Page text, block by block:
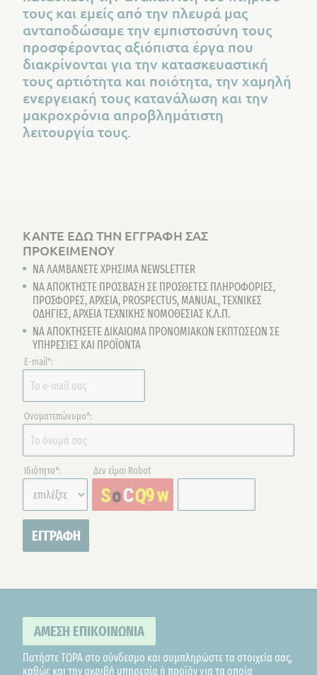
τους και εμείς από την πλευρά μας
ανταποδώσαμε την εμπιστοσύνη τους
προσφέροντας αξιόπιστα έργα που
διακρίνονται για την κατασκευαστική
τους αρτιότητα και ποιότητα, την χαμηλή
ενεργειακή τους κατανάλωση και την
μακροχρόνια απροβλημάτιστη
λειτουργία τους.
ΚΑΝΤΕ ΕΔΩ ΤΗΝ ΕΓΓΡΑΦΗ ΣΑΣ
ΠΡΟΚΕΙΜΕΝΟΥ
ΝΑ ΛΑΜΒΑΝΕΤΕ ΧΡΗΣΙΜΑ NEWSLETTER
ΝΑ ΑΠΟΚΤΗΣΤΕ ΠΡΟΣΒΑΣΗ ΣΕ ΠΡΟΣΘΕΤΕΣ ΠΛΗΡΟΦΟΡΙΕΣ,
ΠΡΟΣΦΟΡΕΣ, ΑΡΧΕΙΑ, PROSPECTUS, ΜΑΝUAL, ΤΕΧΝΙΚΕΣ
ΟΔΗΓΙΕΣ, ΑΡΧΕΙΑ ΤΕΧΝΙΚΗΣ ΝΟΜΟΘΕΣΙΑΣ Κ.Λ.Π.
ΝΑ ΑΠΟΚΤΗΣΕΤΕ ΔΙΚΑΙΩΜΑ ΠΡΟΝΟΜΙΑΚΩΝ ΕΚΠΤΩΣΕΩΝ ΣΕ
ΥΠΗΡΕΣΙΕΣ ΚΑΙ ΠΡΟΪΟΝΤΑ
E-mail*:
Ονοματεπώνυμο*:
Ιδιότητα*: Δεν είμαι Robot
ΕΓΓΡΑΦΗ
ΑΜΕΣΗ ΕΠΙΚΟΙΝΩΝΙΑ
Πατήστε ΤΩΡΑ στο σύνδεσμο και συμπληρώστε τα στοιχεία σας,
καθώς και την ακριβή υπηρεσία ή προϊόν για τα οποία